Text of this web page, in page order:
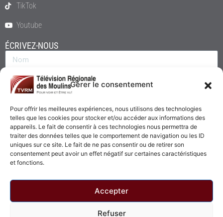
Gérer le consentement
Pour offrir les meilleures expériences, nous utilisons des technologies
telles que les cookies pour stocker et/ou accéder aux informations des
appareils. Le fait de consentir à ces technologies nous permettra de
traiter des données telles que le comportement de navigation ou les ID
uniques sur ce site. Le fait de ne pas consentir ou de retirer son
consentement peut avoir un effet négatif sur certaines caractéristiques
et fonctions.
Accepter
Refuser
TikTok
Youtube
ÉCRIVEZ-NOUS